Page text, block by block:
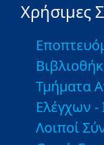
Χρήσιμες
Τμήματα
Ελέγχων -
Λοιποί